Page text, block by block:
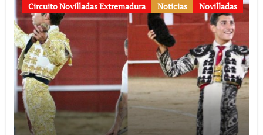
Circuito Novilladas Extremadura Noticias Novilladas